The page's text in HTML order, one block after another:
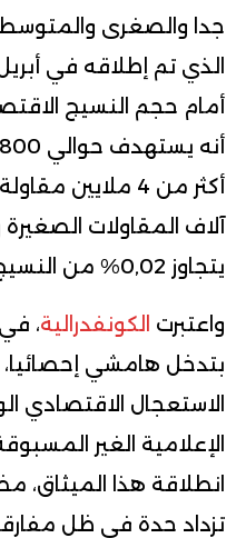
جدا والصغرى
الذي تم إطلاقه في
أمام حجم النسيج
أكثر من 4
آلاف المقاولات
يتجاوز 0,02% من النسيج المقاولاتي المعني.
واعتبرت الكونفدرالية، في
بتدخل هامشي
الاستعجال الاقتصادي
الإعلامية الغير
انطلاقة هذا
تزداد حدة في ظل